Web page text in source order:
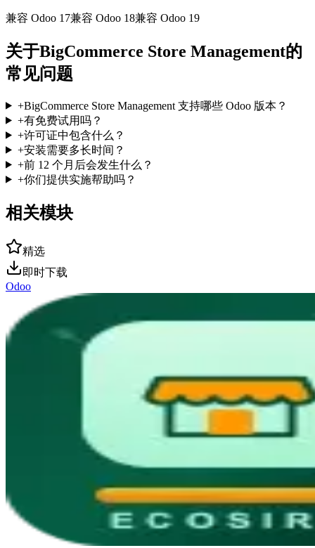
兼容 Odoo 17兼容 Odoo 18兼容 Odoo 19
关于BigCommerce Store Management的
常见问题
+BigCommerce Store Management 支持哪些 Odoo 版本？
+有免费试用吗？
+许可证中包含什么？
+安装需要多长时间？
+前 12 个月后会发生什么？
+你们提供实施帮助吗？
相关模块
精选
即时下载
Odoo